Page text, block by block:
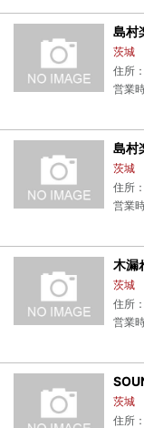
島村
茨城
営業
島村
茨城
営業
木漏
茨城
住所
茨城